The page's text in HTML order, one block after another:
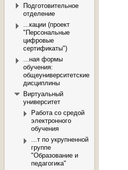
Подготовительное
отделение
...кации (проект
"Персональные
цифровые
сертификаты")
...ная формы
обучения:
общеуниверситетские
дисциплины
Виртуальный
университет
Работа со средой
электронного
обучения
...т по укрупненной
группе
"Образование и
педагогика"